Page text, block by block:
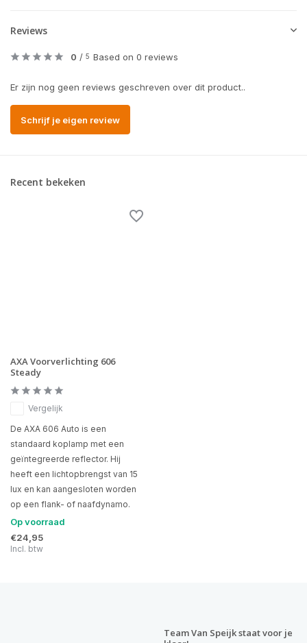
Reviews
0 / 5 Based on 0 reviews
Er zijn nog geen reviews geschreven over dit product..
Schrijf je eigen review
Recent bekeken
AXA Voorverlichting 606
Steady
Vergelijk
De AXA 606 Auto is een
standaard koplamp met een
geïntegreerde reflector. Hij
heeft een lichtopbrengst van 15
lux en kan aangesloten worden
op een flank- of naafdynamo.
Op voorraad
€24,95
Incl. btw
Team Van Speijk staat voor je